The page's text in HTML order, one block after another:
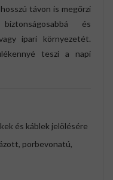
távon is megőrzi
és
ipari környezetét.
teszi a napi
és káblek jelölésére
porbevonatú,